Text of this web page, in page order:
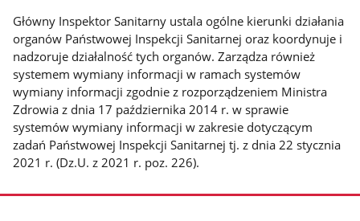
Główny Inspektor Sanitarny ustala ogólne kierunki działania
organów Państwowej Inspekcji Sanitarnej oraz koordynuje i
nadzoruje działalność tych organów. Zarządza również
systemem wymiany informacji w ramach systemów
wymiany informacji zgodnie z rozporządzeniem Ministra
Zdrowia z dnia 17 października 2014 r. w sprawie
systemów wymiany informacji w zakresie dotyczącym
zadań Państwowej Inspekcji Sanitarnej tj. z dnia 22 stycznia
2021 r. (Dz.U. z 2021 r. poz. 226).